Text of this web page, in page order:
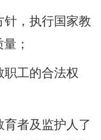
针，执行国家教
；
职工的合法权
育者及监护人了